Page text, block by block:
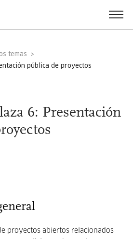
temas
pública de proyectos
6: Presentación
proyectos abiertos relacionados